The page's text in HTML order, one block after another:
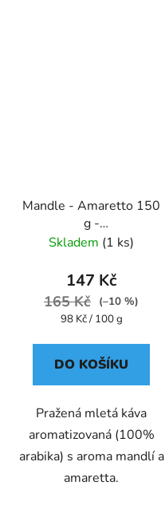
Mandle - Amaretto 150
g -
káva,aromatizovaná,mletá
Skladem (1 ks)
147 Kč
165 Kč
(–10 %)
Měrná
98 Kč / 100 g
DO KOŠÍKU
Pražená mletá káva
aromatizovaná (100%
arabika) s aroma mandlí a
amaretta.